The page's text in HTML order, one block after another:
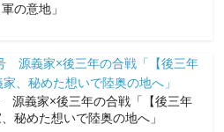
の意地」
源義家×後三年の合戦「【後三年
秘めた想いで陸奥の地へ」